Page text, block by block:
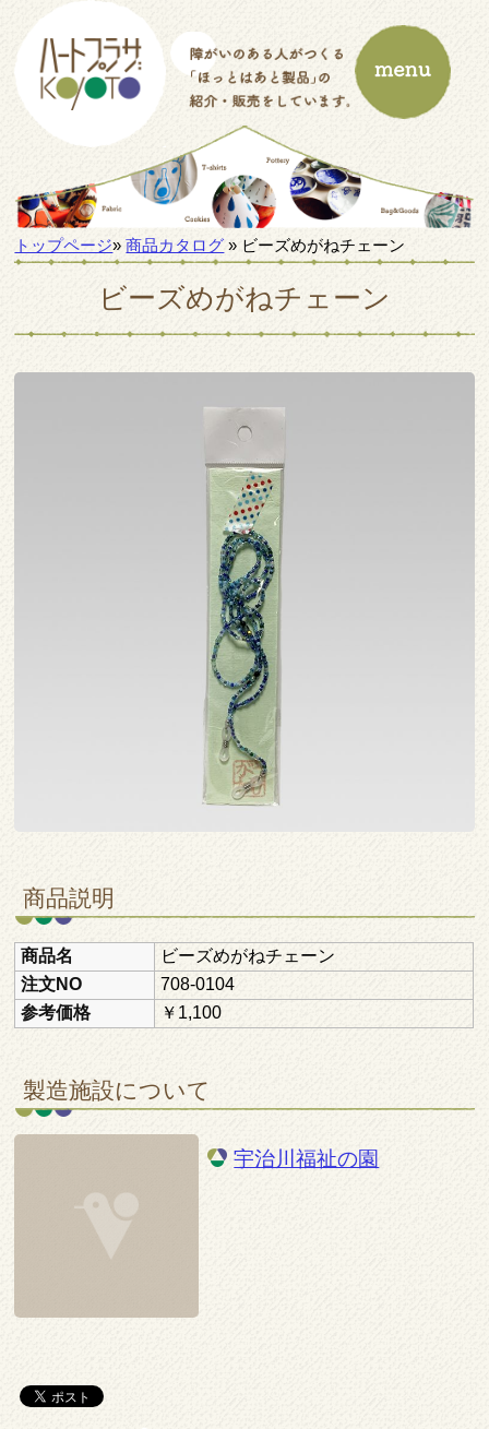
トップページ»商品カタログ » ビーズめがねチェーン
ビーズめがねチェーン
商品説明
商品名
ビーズめがねチェーン
注文NO
708-0104
参考価格
￥1,100
製造施設について
宇治川福祉の園